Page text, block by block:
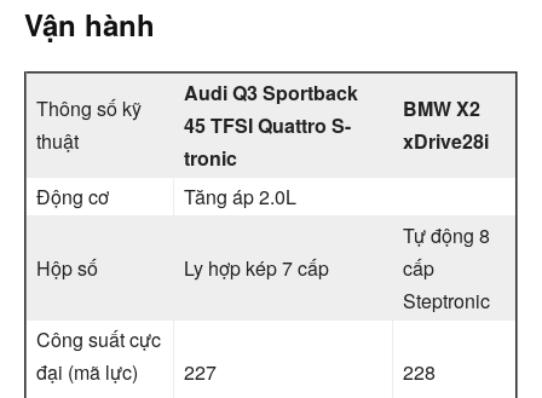
Vận hành
Thông số kỹ
thuật
Audi Q3 Sportback
45 TFSI Quattro S-
tronic
BMW X2
xDrive28i
Động cơ
Tăng áp 2.0L
Hộp số Ly hợp kép 7 cấp
Tự động 8
cấp
Steptronic
Công suất cực
đại (mã lực)
227 228